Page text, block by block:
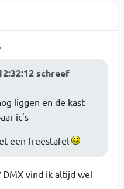
schreef
liggen en de kast
ic's
een freestafel
DMX vind ik altijd wel